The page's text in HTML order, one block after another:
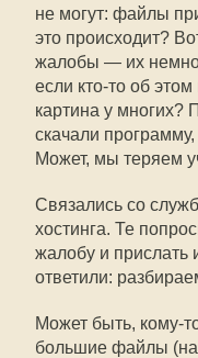
не могут: файлы
это происходит?
жалобы — их
если кто-то об этом
картина у многих?
скачали
Может, мы теряем
Связались со
хостинга. Те
жалобу и
ответили:
Может быть, кому-
большие файлы